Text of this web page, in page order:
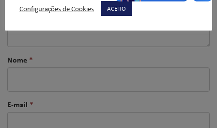
Nome *
E-mail *
Configurações de Cookies
ACEITO